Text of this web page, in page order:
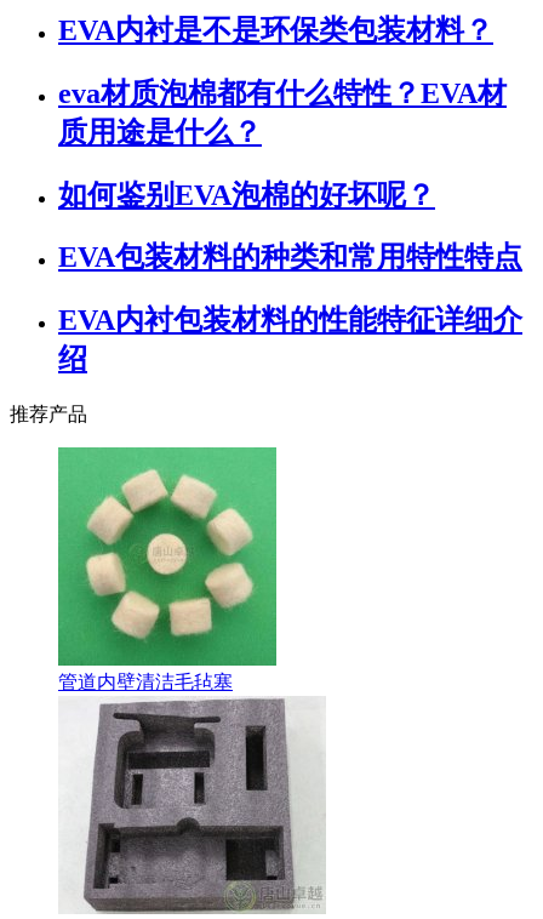
EVA内衬是不是环保类包装材料？
eva材质泡棉都有什么特性？EVA材
质用途是什么？
如何鉴别EVA泡棉的好坏呢？
EVA包装材料的种类和常用特性特点
EVA内衬包装材料的性能特征详细介
绍
推荐产品
管道内壁清洁毛毡塞